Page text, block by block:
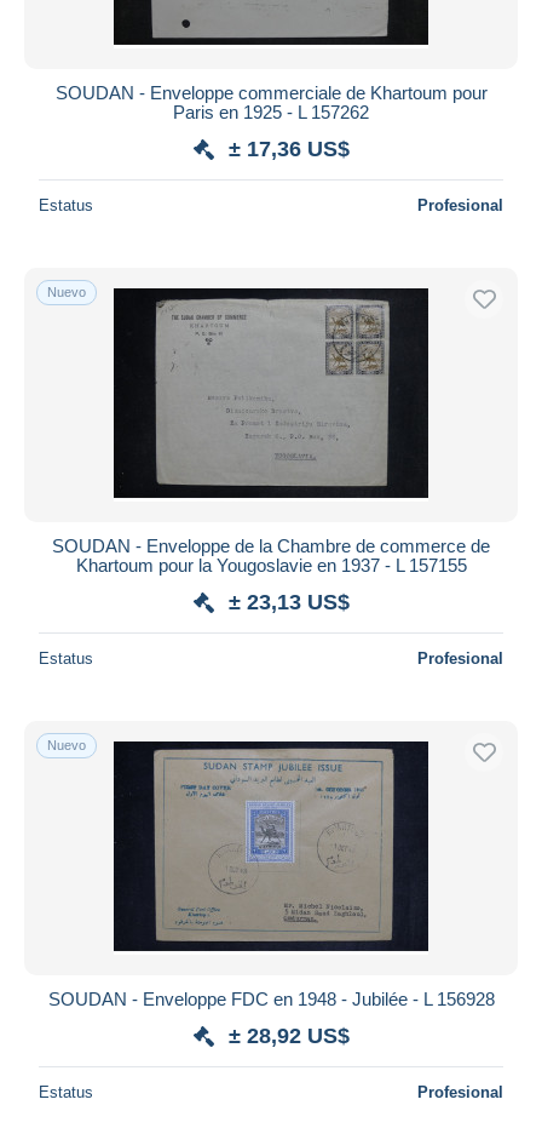
SOUDAN - Enveloppe commerciale de Khartoum pour
Paris en 1925 - L 157262
± 17,36 US$
Estatus Profesional
Nuevo
SOUDAN - Enveloppe de la Chambre de commerce de
Khartoum pour la Yougoslavie en 1937 - L 157155
± 23,13 US$
Estatus Profesional
Nuevo
SOUDAN - Enveloppe FDC en 1948 - Jubilée - L 156928
± 28,92 US$
Estatus Profesional